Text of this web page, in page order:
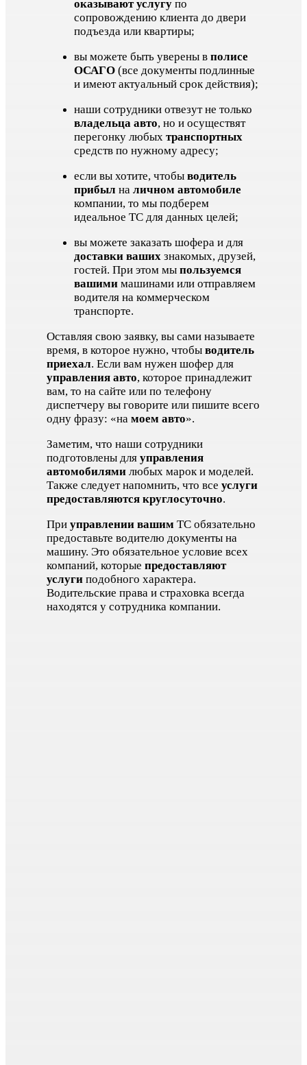
оказывают услугупо
сопровождению клиента до двери
подъезда или квартиры;
вы можете быть уверены в полисе
ОСАГО(все документы подлинные
и имеют актуальный срок действия);
наши сотрудники отвезут не только
владельца авто, но и осуществят
перегонку любых транспортных
средств по нужному адресу;
если вы хотите, чтобы водитель
прибыл на личном автомобиле
компании, то мы подберем
идеальное ТС для данных целей;
вы можете заказать шофера и для
доставки вашихзнакомых, друзей,
гостей. При этом мы пользуемся
вашимимашинами или отправляем
водителя на коммерческом
транспорте.
Оставляя свою заявку, вы сами называете
время, в которое нужно, чтобы водитель
приехал. Если вам нужен шофер для
управления авто, которое принадлежит
вам, то на сайте или по телефону
диспетчеру вы говорите или пишите всего
одну фразу: «на моем авто».
Заметим, что наши сотрудники
подготовлены для управления
автомобилямилюбых марок и моделей.
Также следует напомнить, что все услуги
предоставляются круглосуточно.
При управлении вашим ТС обязательно
предоставьте водителю документы на
машину. Это обязательное условие всех
компаний, которые предоставляют
услугиподобного характера.
Водительские права и страховка всегда
находятся у сотрудника компании.